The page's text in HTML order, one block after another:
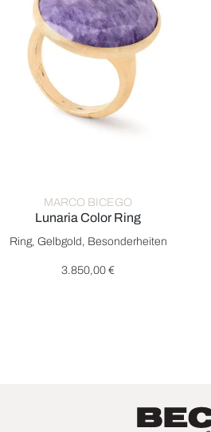
2.850,00 €
MARCO BICEGO
Lunaria Color Ring
Bicego Lunaria Color Ring, Ref:
Ring, Gelbgold, Besonderheiten
3.850,00 €